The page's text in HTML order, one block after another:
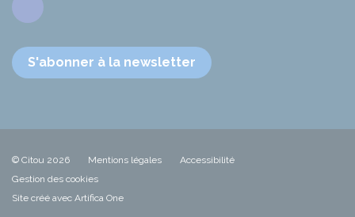
Facebook
S'abonner à la newsletter
© Citou 2026 Mentions légales
Accessibilité
Gestion des cookies
Site créé avec Artifica One